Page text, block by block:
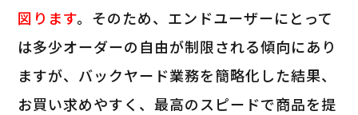
図ります。そのため、エンドユーザーにとって
は多少オーダーの自由が制限される傾向にあり
ますが、バックヤード業務を簡略化した結果、
お買い求めやすく、最高のスピードで商品を提